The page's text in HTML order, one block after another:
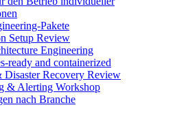
Pakete
Setup Review
Engineering
ready and containerized
Disaster Recovery Review
& Alerting Workshop
nach Branche